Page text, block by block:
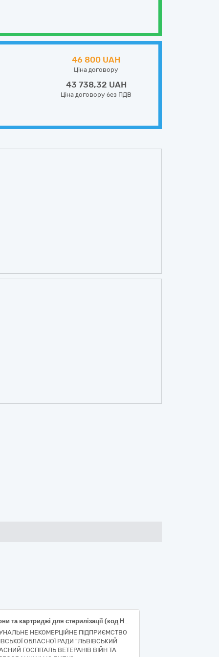
46 800 UAH
Ціна договору
43 738,32 UAH
Ціна договору без ПДВ
Рулони та картриджі для стерилізації (код НК 024:2023 - 13735 — Паковання для стерилізування одноразового використання, код НК 031:2024 - S01020101 ПЛОСКІ СТЕРИЛІЗАЦІЙНІ КОТУШКИ, ПАПЕРОВІ/З ПОЛІМЕРНОЇ ПЛІВКИ; код НК 024:2023 - 44835 - Розчин для стерилізації медичних інструментів на основі пероксиду водню; S900101 КАРТРИДЖІ З ПЕРЕКИСОМ ВОДНЮ))
НЕКОМЕРЦІЙНЕ ПІДПРИЄМСТВО
ОБЛАСНОЇ РАДИ "ЛЬВІВСЬКИЙ
ГОСПІТАЛЬ ВЕТЕРАНІВ ВІЙН ТА